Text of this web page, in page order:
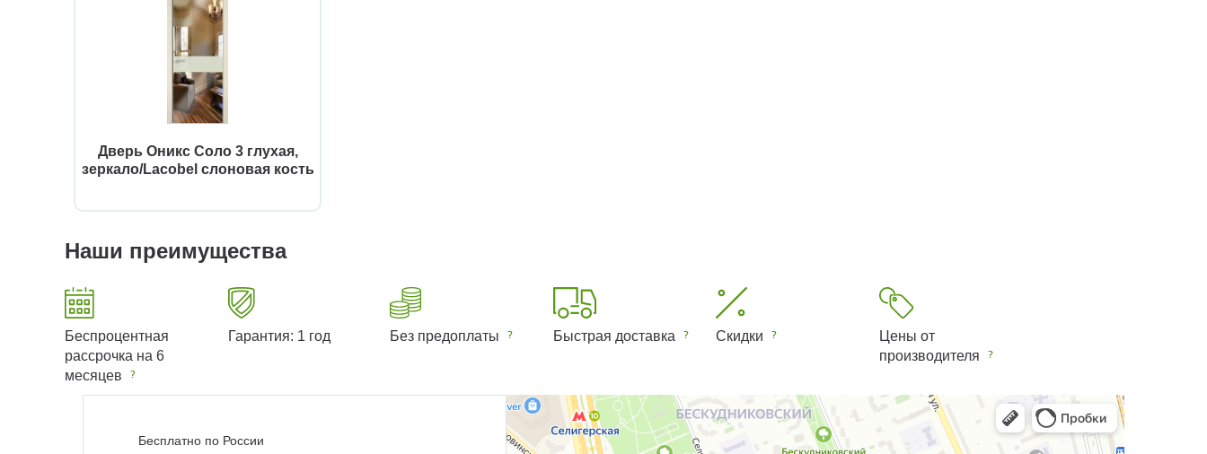
Дверь Оникс Соло 3 глухая,
зеркало/Lacobel слоновая кость
Наши преимущества
Беспроцентная
рассрочка на 6
месяцев
Гарантия: 1 год Без предоплаты Быстрая доставка Скидки
Цены от
производителя
Бесплатно по России